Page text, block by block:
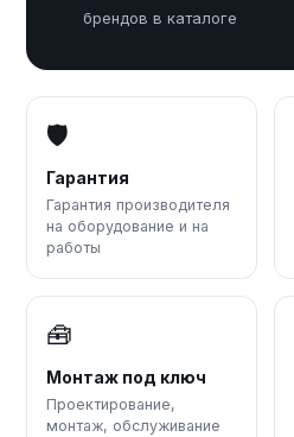
брендов в каталоге
🛡️
Гарантия
Гарантия производителя
на оборудование и на
работы
🧰
Монтаж под ключ
Проектирование,
монтаж, обслуживание